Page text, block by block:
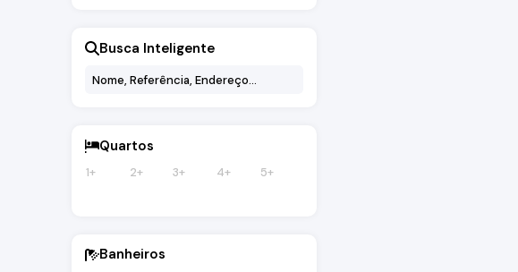
Busca Inteligente
Quartos
1+ 2+ 3+ 4+ 5+
Banheiros